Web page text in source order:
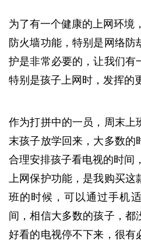
为了有一个健康的上网环境
防火墙功能，特别是网络防
护是非常必要的，让我们有
特别是孩子上网时，发挥的
作为打拼中的一员，周末上
末孩子放学回来，大多数的
合理安排孩子看电视的时间
上网保护功能，是我购买这
班的时候，可以通过手机
间，相信大多数的孩子，都
好看的电视停不下来，很有